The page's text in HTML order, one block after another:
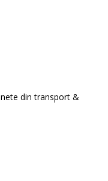
din transport &